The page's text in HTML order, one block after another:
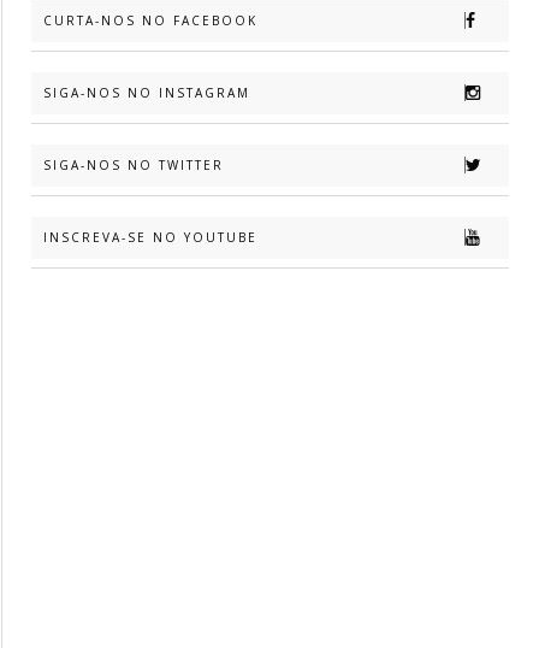
CURTA-NOS NO FACEBOOK
SIGA-NOS NO INSTAGRAM
SIGA-NOS NO TWITTER
INSCREVA-SE NO YOUTUBE